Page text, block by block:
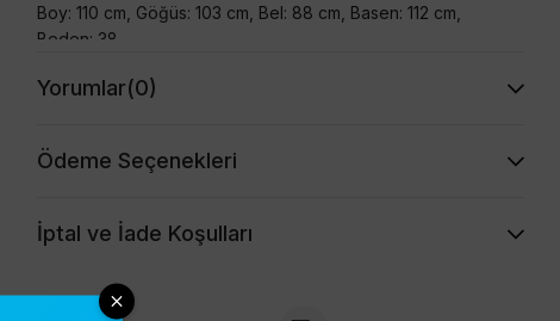
Boy: 110 cm, Göğüs: 103 cm, Bel: 88 cm, Basen: 112 cm,
Beden: 38
Kumaş Bilgisi
Modelin Ölçüleri
Boy: 177 cm, Göğüs: 83 cm, Bel: 63 cm, Basen: 90 cm
GÖĞÜS CM
BOY
Yorumlar(0)
Ödeme Seçenekleri
İptal ve İade Koşulları